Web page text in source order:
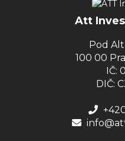
Att
Pod
100 00
IČ:
DIČ: